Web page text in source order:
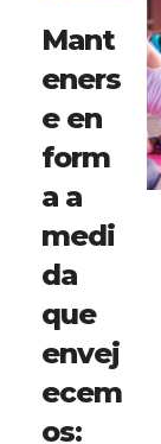
Mant
eners
e en
form
a a
medi
da
que
envej
ecem
os: